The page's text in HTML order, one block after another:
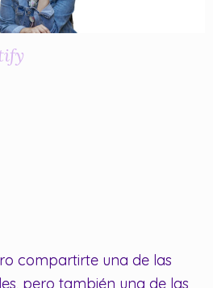
compartirte una de las
pero también una de las